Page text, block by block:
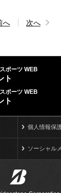
へ 次へ
ポーツ WEB
ト
ポーツ WEB
ト
個人情報保
ソーシャル